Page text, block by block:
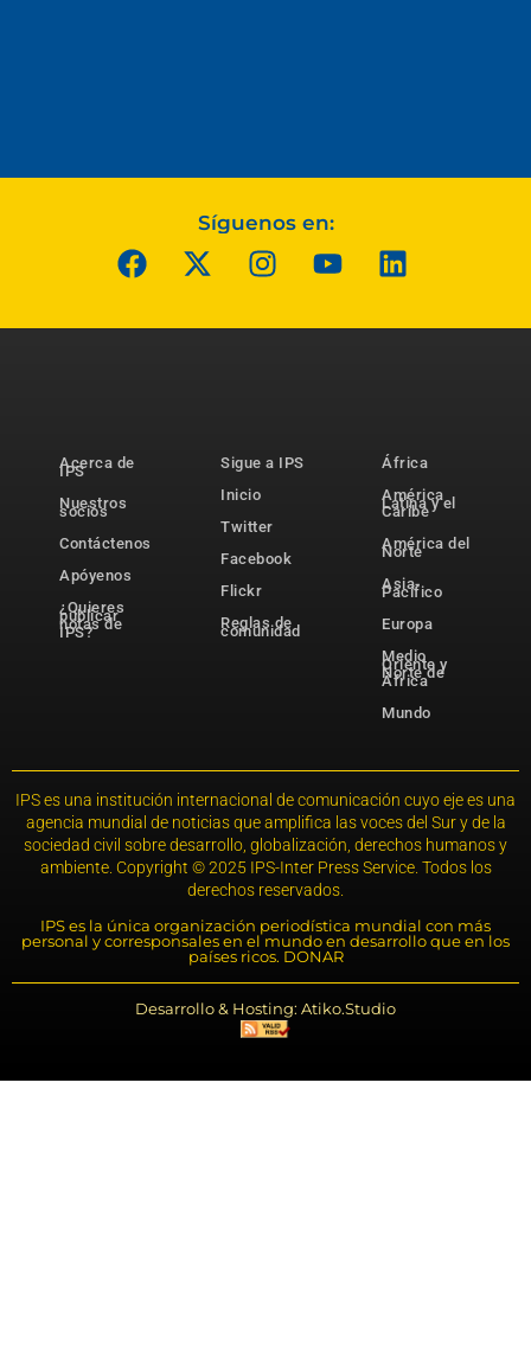
Síguenos en:
Acerca de
IPS
Nuestros
socios
Contáctenos
Apóyenos
¿Quieres
publicar
notas de
IPS?
Sigue a IPS
Inicio
Twitter
Facebook
Flickr
Reglas de
comunidad
África
América
Latina y el
Caribe
América del
Norte
Asia-
Pacífico
Europa
Medio
Oriente y
Norte de
África
Mundo
IPS es una institución internacional de comunicación cuyo eje es una
agencia mundial de noticias que amplifica las voces del Sur y de la
sociedad civil sobre desarrollo, globalización, derechos humanos y
ambiente. Copyright © 2025 IPS-Inter Press Service. Todos los
derechos reservados.
IPS es la única organización periodística mundial con más
personal y corresponsales en el mundo en desarrollo que en los
países ricos. DONAR
Desarrollo & Hosting: Atiko.Studio